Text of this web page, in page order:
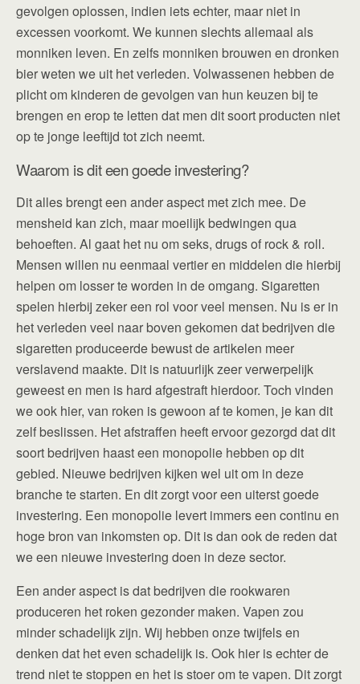
gevolgen oplossen, indien iets echter, maar niet in
excessen voorkomt. We kunnen slechts allemaal als
monniken leven. En zelfs monniken brouwen en dronken
bier weten we uit het verleden. Volwassenen hebben de
plicht om kinderen de gevolgen van hun keuzen bij te
brengen en erop te letten dat men dit soort producten niet
op te jonge leeftijd tot zich neemt.
Waarom is dit een goede investering?
Dit alles brengt een ander aspect met zich mee. De
mensheid kan zich, maar moeilijk bedwingen qua
behoeften. Al gaat het nu om seks, drugs of rock & roll.
Mensen willen nu eenmaal vertier en middelen die hierbij
helpen om losser te worden in de omgang. Sigaretten
spelen hierbij zeker een rol voor veel mensen. Nu is er in
het verleden veel naar boven gekomen dat bedrijven die
sigaretten produceerde bewust de artikelen meer
verslavend maakte. Dit is natuurlijk zeer verwerpelijk
geweest en men is hard afgestraft hierdoor. Toch vinden
we ook hier, van roken is gewoon af te komen, je kan dit
zelf beslissen. Het afstraffen heeft ervoor gezorgd dat dit
soort bedrijven haast een monopolie hebben op dit
gebied. Nieuwe bedrijven kijken wel uit om in deze
branche te starten. En dit zorgt voor een uiterst goede
investering. Een monopolie levert immers een continu en
hoge bron van inkomsten op. Dit is dan ook de reden dat
we een nieuwe investering doen in deze sector.
Een ander aspect is dat bedrijven die rookwaren
produceren het roken gezonder maken. Vapen zou
minder schadelijk zijn. Wij hebben onze twijfels en
denken dat het even schadelijk is. Ook hier is echter de
trend niet te stoppen en het is stoer om te vapen. Dit zorgt